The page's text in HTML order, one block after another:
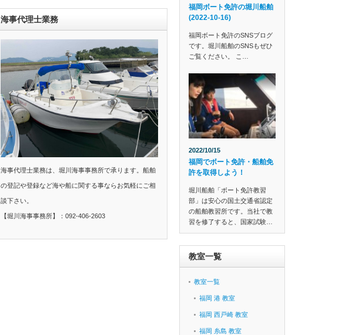
海事代理士業務
海事代理士業務は、堀川海事事務所で承ります。船舶
の登記や登録など海や船に関する事ならお気軽にご相
談下さい。
【堀川海事事務所】：092-406-2603
福岡ボート免許の堀川船舶
(2022-10-16)
福岡ボート免許のSNSブログ
です。堀川船舶のSNSもぜひ
ご覧ください。 こ…
2022/10/15
福岡でボート免許・船舶免
許を取得しよう！
堀川船舶「ボート免許教習
部」は安心の国土交通省認定
の船舶教習所です。当社で教
習を修了すると、国家試験…
教室一覧
教室一覧
福岡 港 教室
福岡 西戸崎 教室
福岡 糸島 教室